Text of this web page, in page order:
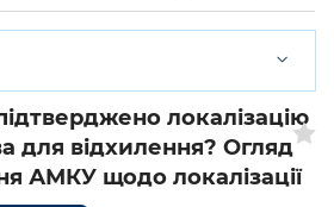
локалізацію
для відхилення? Огляд
АМКУ щодо локалізації